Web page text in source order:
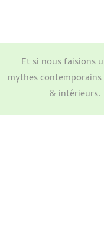
Et si nous faisions
mythes
& intérieurs.